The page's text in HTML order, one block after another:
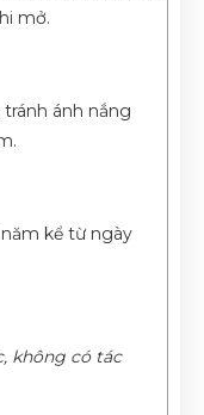
mở.
ánh nắng
năm kể từ ngày
không có tác